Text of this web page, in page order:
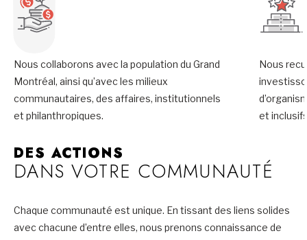
Nous collaborons avec la population du Grand
Montréal, ainsi qu’avec les milieux
communautaires, des affaires, institutionnels
et philanthropiques.
Nous
et
DES ACTIONS
DANS VOTRE COMMUNAUTÉ
Chaque communauté est unique. En tissant des liens solides
avec chacune d’entre elles, nous prenons connaissance de